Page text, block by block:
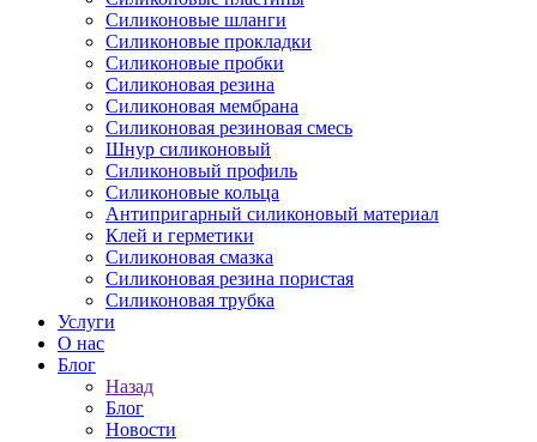
Силиконовые шланги
Силиконовые прокладки
Силиконовые пробки
Силиконовая резина
Силиконовая мембрана
Силиконовая резиновая смесь
Шнур силиконовый
Силиконовый профиль
Силиконовые кольца
Антипригарный силиконовый материал
Клей и герметики
Силиконовая смазка
Силиконовая резина пористая
Силиконовая трубка
Услуги
О нас
Блог
Назад
Блог
Новости